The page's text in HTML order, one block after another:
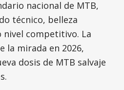
nacional de MTB,
técnico, belleza
nivel competitivo. La
la mirada en 2026,
dosis de MTB salvaje